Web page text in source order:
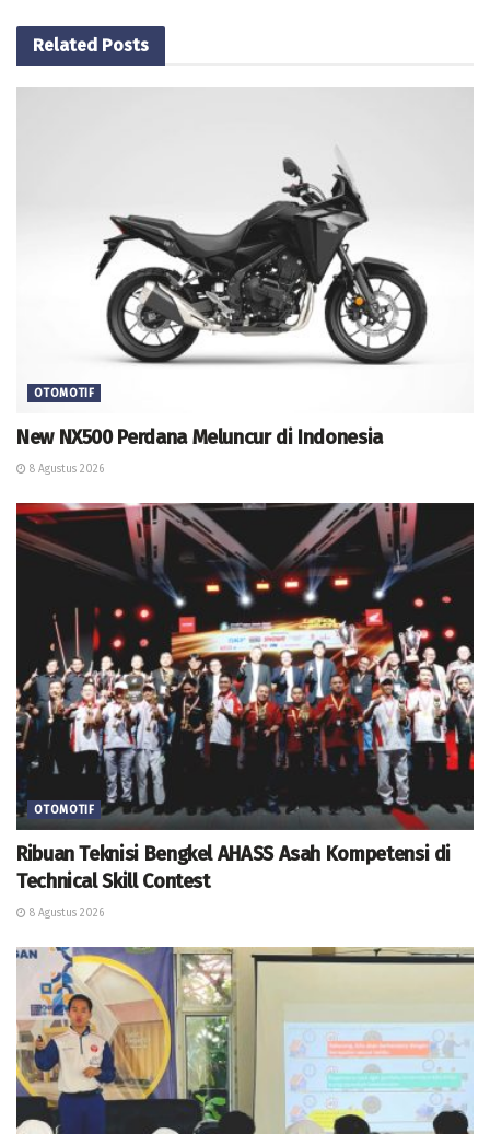
Related Posts
OTOMOTIF
New NX500 Perdana Meluncur di Indonesia
8 Agustus 2026
OTOMOTIF
Ribuan Teknisi Bengkel AHASS Asah Kompetensi di
Technical Skill Contest
8 Agustus 2026